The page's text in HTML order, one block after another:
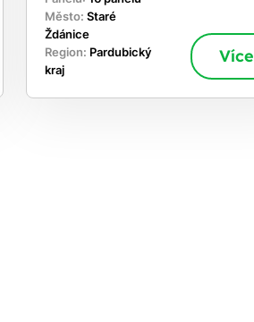
Město:Staré
Ždánice
Region: Pardubický
kraj
Více